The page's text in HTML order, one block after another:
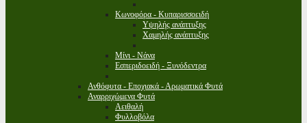
Κωνοφόρα - Κυπαρισσοειδή
Υψηλής ανάπτυξης
Χαμηλής ανάπτυξης
Μίνι - Νάνα
Εσπεριδοειδή - Ξυνόδεντρα
Ανθόφυτα - Εποχιακά - Αρωματικά Φυτά
Αναρριχώμενα Φυτά
Αειθαλή
Φυλλοβόλα